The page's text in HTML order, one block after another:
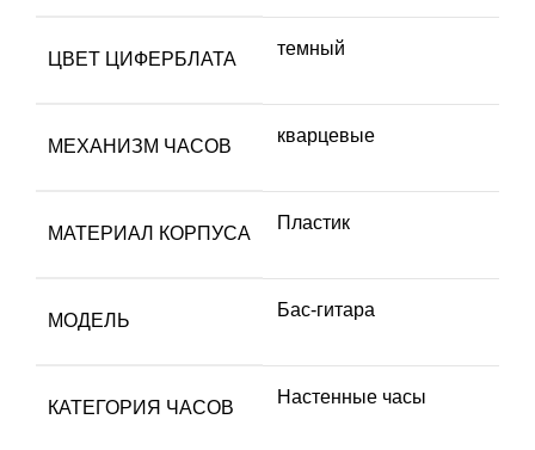
ЦВЕТ ЦИФЕРБЛАТА
темный
МЕХАНИЗМ ЧАСОВ
кварцевые
МАТЕРИАЛ КОРПУСА
Пластик
МОДЕЛЬ
Бас-гитара
КАТЕГОРИЯ ЧАСОВ
Настенные часы